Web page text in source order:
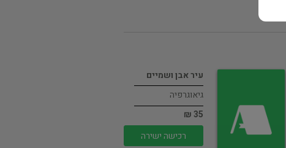
עיר אבן ושמיים
גיאוגרפיה
35 ₪
רכישה ישירה